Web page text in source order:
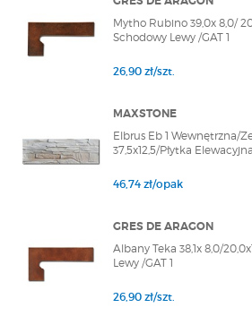
Mytho Rubino 39,0x 8,0/
Schodowy Lewy /GAT 1
26,90 zł/szt.
MAXSTONE
Elbrus Eb 1 Wewnętrzna/
37,5x12,5/Płytka
46,74 zł/opak
GRES DE ARAGON
Albany Teka 38,1x 8,0/
Lewy /GAT 1
26,90 zł/szt.